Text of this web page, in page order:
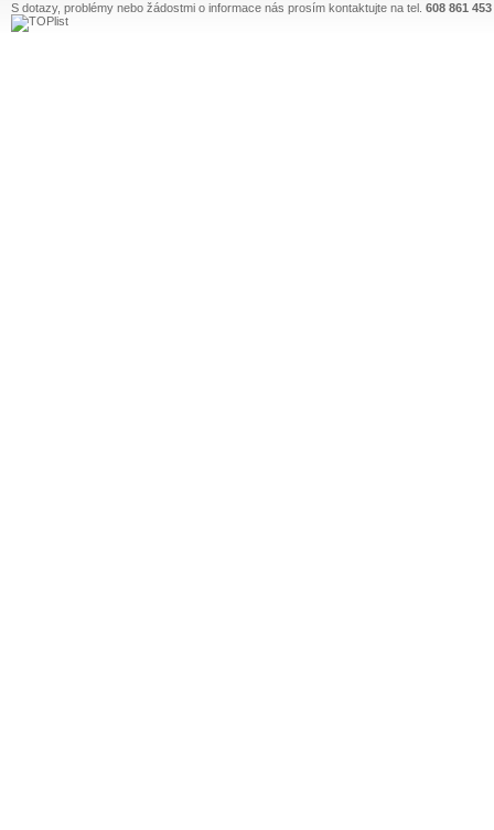
S dotazy, problémy nebo žádostmi o informace nás prosím kontaktujte na tel. 608 861 453